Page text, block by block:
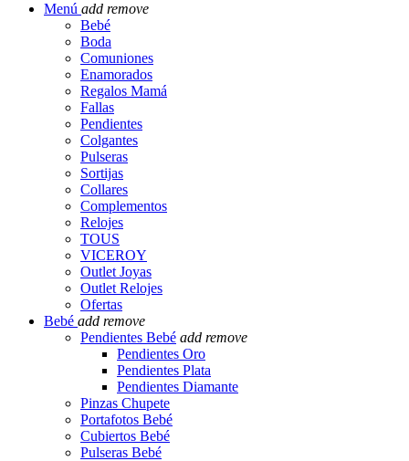
Menú add remove
Bebé
Boda
Comuniones
Enamorados
Regalos Mamá
Fallas
Pendientes
Colgantes
Pulseras
Sortijas
Collares
Complementos
Relojes
TOUS
VICEROY
Outlet Joyas
Outlet Relojes
Ofertas
Bebé add remove
Pendientes Bebé add remove
Pendientes Oro
Pendientes Plata
Pendientes Diamante
Pinzas Chupete
Portafotos Bebé
Cubiertos Bebé
Pulseras Bebé